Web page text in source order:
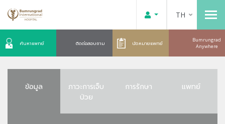
TH
ค้นหาแพทย์ ติดต่อสอบถาม นัดหมายแพทย์
Bumrungrad
Anywhere
ข้อมูล
ภาวะการเจ็บ
ป่วย
การรักษา แพทย์